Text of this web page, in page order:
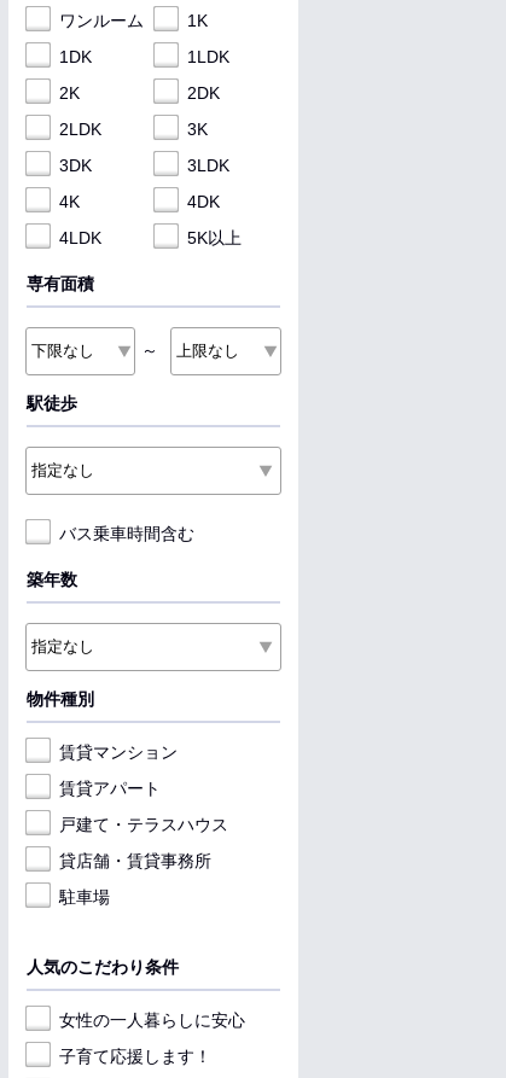
ワンルーム
1K
1DK
1LDK
2K
2DK
2LDK
3K
3DK
3LDK
4K
4DK
4LDK
5K以上
専有面積
～
駅徒歩
バス乗車時間含む
築年数
物件種別
賃貸マンション
賃貸アパート
戸建て・テラスハウス
貸店舗・賃貸事務所
駐車場
人気のこだわり条件
女性の一人暮らしに安心
子育て応援します！